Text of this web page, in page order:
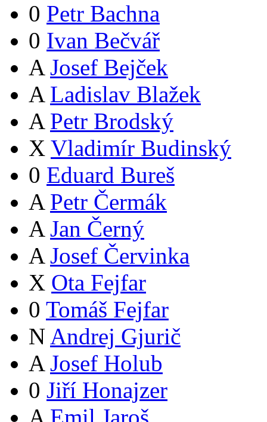
0 Petr Bachna
0 Ivan Bečvář
A Josef Bejček
A Ladislav Blažek
A Petr Brodský
X Vladimír Budinský
0 Eduard Bureš
A Petr Čermák
A Jan Černý
A Josef Červinka
X Ota Fejfar
0 Tomáš Fejfar
N Andrej Gjurič
A Josef Holub
0 Jiří Honajzer